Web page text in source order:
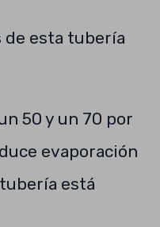
de esta tubería
50 y un 70 por
evaporación
está